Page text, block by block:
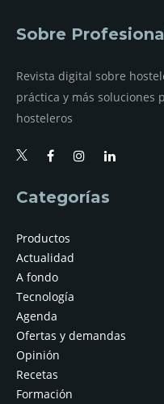
Sobre
Revista digital sobre
práctica y más soluciones
hosteleros
Categorías
Productos
Actualidad
A fondo
Tecnología
Agenda
Ofertas y demandas
Opinión
Recetas
Formación